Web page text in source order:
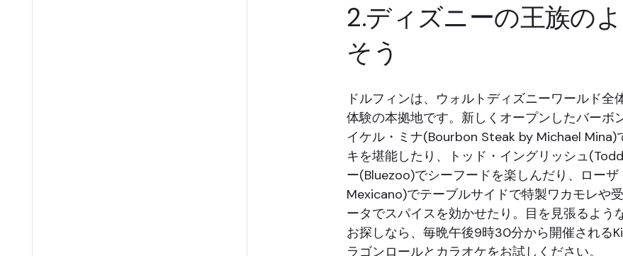
2.ディズニーの王族の
そう
ドルフィンは、ウォルトディズニーワールド全
体験の本拠地です。新しくオープンしたバーボ
イケル・ミナ(Bourbon Steak by Michael Mina)
キを堪能したり、トッド・イングリッシュ
ー(Bluezoo)でシーフードを楽しんだり、ロー
Mexicano)でテーブルサイドで特製ワカモレや
ータでスパイスを効かせたり。目を見張るよう
お探しなら、毎晩午後9時30分から開催される
ラゴンロールとカラオケをお試しください。